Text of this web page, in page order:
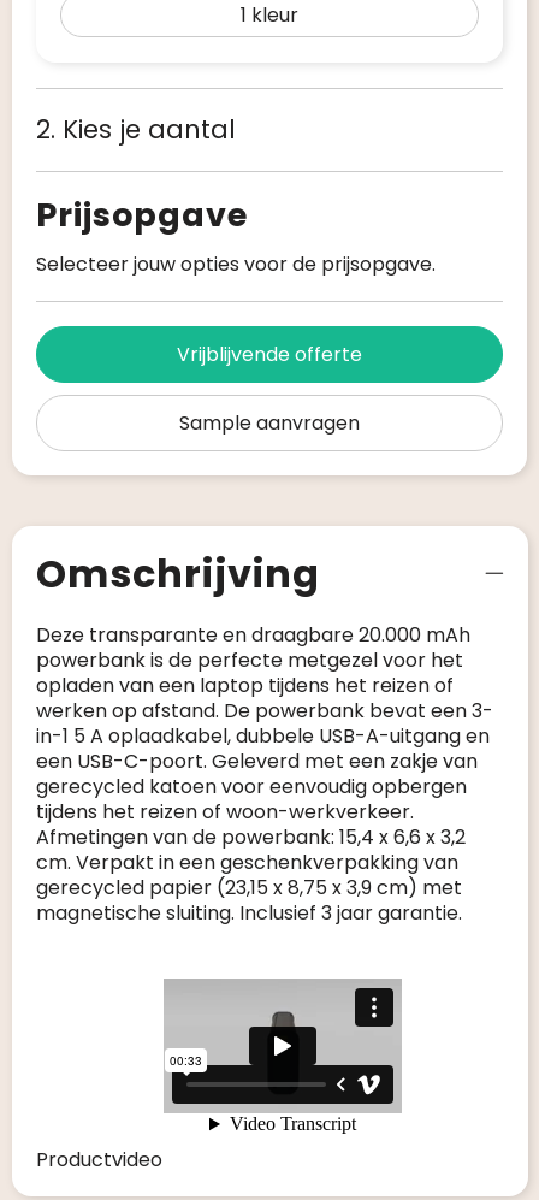
1
2. Kies je aantal
Prijsopgave
Selecteer jouw opties voor de prijsopgave.
Vrijblijvende offerte
Sample aanvragen
Omschrijving
Deze transparante en draagbare 20.000 mAh
powerbank is de perfecte metgezel voor het
opladen van een laptop tijdens het reizen of
werken op afstand. De powerbank bevat een 3-
in-1 5 A oplaadkabel, dubbele USB-A-uitgang en
een USB-C-poort. Geleverd met een zakje van
gerecycled katoen voor eenvoudig opbergen
tijdens het reizen of woon-werkverkeer.
Afmetingen van de powerbank: 15,4 x 6,6 x 3,2
cm. Verpakt in een geschenkverpakking van
gerecycled papier (23,15 x 8,75 x 3,9 cm) met
magnetische sluiting. Inclusief 3 jaar garantie.
Productvideo